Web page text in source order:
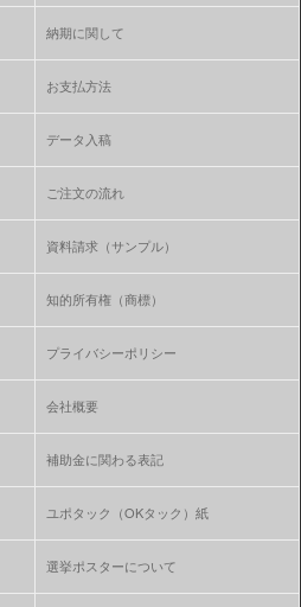
納期に関して
お支払方法
データ入稿
ご注文の流れ
資料請求（サンプル）
知的所有権（商標）
プライバシーポリシー
会社概要
補助金に関わる表記
ユポタック（OKタック）紙
選挙ポスターについて